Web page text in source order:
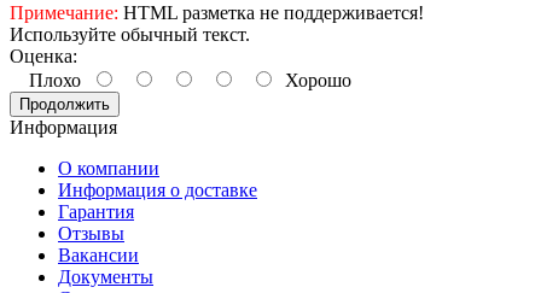
Примечание: HTML разметка не поддерживается!
Используйте обычный текст.
Оценка:
Плохо
Хорошо
Продолжить
Информация
О компании
Информация о доставке
Гарантия
Отзывы
Вакансии
Документы